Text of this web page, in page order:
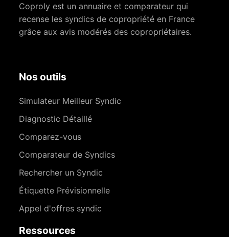
Coproly est un annuaire et comparateur qui
recense les syndics de copropriété en France
grâce aux avis modérés des copropriétaires.
Nos outils
Simulateur Meilleur Syndic
Diagnostic Détaillé
Comparez-vous
Comparateur de Syndics
Rechercher un Syndic
Étiquette Prévisionnelle
Appel d'offres syndic
Ressources